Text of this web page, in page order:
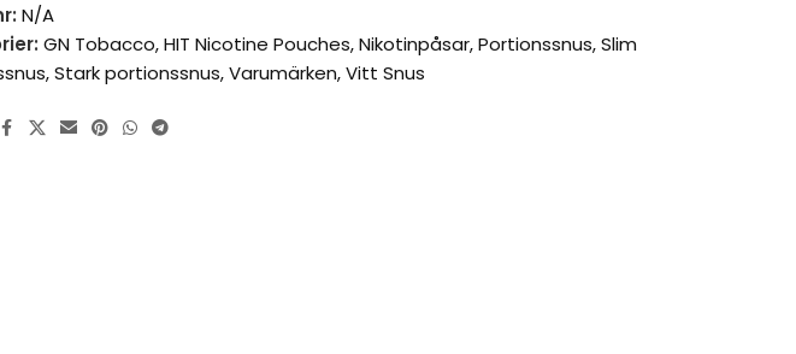
N/A
GN Tobacco,HIT Nicotine Pouches,Nikotinpåsar,Portionssnus,Slim
,Stark portionssnus,Varumärken,Vitt Snus